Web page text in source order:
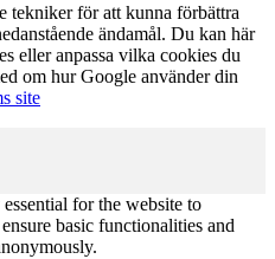
tekniker för att kunna förbättra
ändamål. Du kan här
eller anpassa vilka cookies du
om hur Google använder din
site
for the website to
basic functionalities and